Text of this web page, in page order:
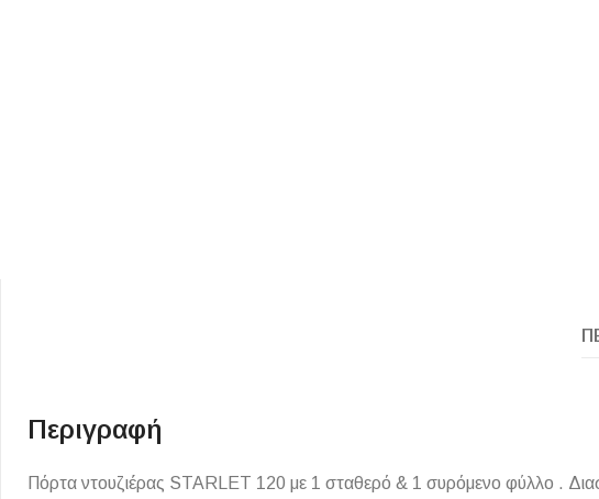
Τοίχου - Δαπέδου Μπάνιου
Πισίνας
Περιγραφή
Πόρτα ντουζιέρας STARLET 120 με 1 σταθερό & 1 συρόμενο φύλλο .